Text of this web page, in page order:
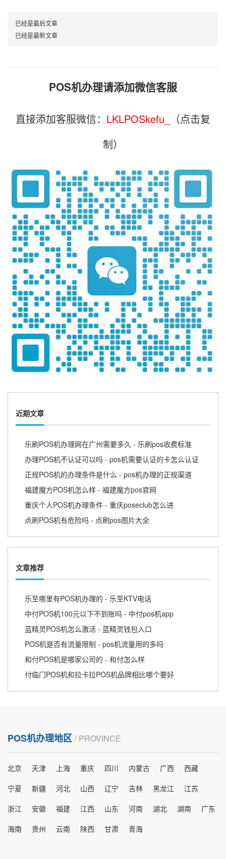
已经是最后文章
已经是最新文章
POS机办理请添加微信客服
直接添加客服微信： LKLPOSkefu_
（点击复
制）
近期文章
乐刷POS机办理网在广州需要多久 - 乐刷pos收费标准
办理POS机不认证可以吗 - pos机需要认证的卡怎么认证
正规POS机的办理条件是什么 - pos机办理的正规渠道
福建魔方POS机怎么样 - 福建魔方pos官网
重庆个人POS机办理条件 - 重庆poseclub怎么进
点刷POS机有危险吗 - 点刷pos图片大全
文章推荐
乐至哪里有POS机办理的 - 乐至KTV电话
中付POS机100元以下不到账吗 - 中付pos机app
蓝精灵POS机怎么激活 - 蓝精灵钱包入口
POS机是否有流量限制 - pos机流量用的多吗
和付POS机是哪家公司的 - 和付怎么样
付临门POS机和拉卡拉POS机品牌相比哪个要好
POS机办理地区 / PROVINCE
北京 天津 上海 重庆 四川 内蒙古 广西
西藏
宁夏
新疆 河北 山西 辽宁 吉林 黑龙江
江苏
浙江
安徽 福建 江西 山东 河南 湖北 湖南
广东
海南
贵州 云南 陕西 甘肃 青海